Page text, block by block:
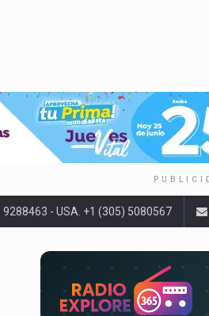
9288463 - USA. +1 (305) 5080567